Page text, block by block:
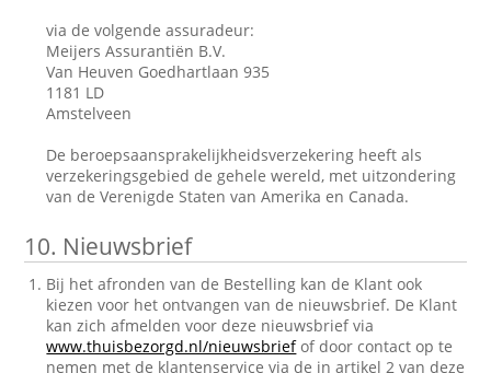
via de volgende assuradeur:
Meijers Assurantiën B.V.
Van Heuven Goedhartlaan 935
1181 LD
Amstelveen
De beroepsaansprakelijkheidsverzekering heeft als
verzekeringsgebied de gehele wereld, met uitzondering
van de Verenigde Staten van Amerika en Canada.
10. Nieuwsbrief
Bij het afronden van de Bestelling kan de Klant ook
kiezen voor het ontvangen van de nieuwsbrief. De Klant
kan zich afmelden voor deze nieuwsbrief via
www.thuisbezorgd.nl/nieuwsbriefof door contact op te
nemen met de klantenservice via de in artikel 2 van deze